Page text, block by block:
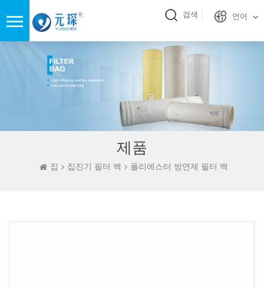
검색 언어
제품
집 집진기 필터 백 폴리에스터 방연제 필터 백